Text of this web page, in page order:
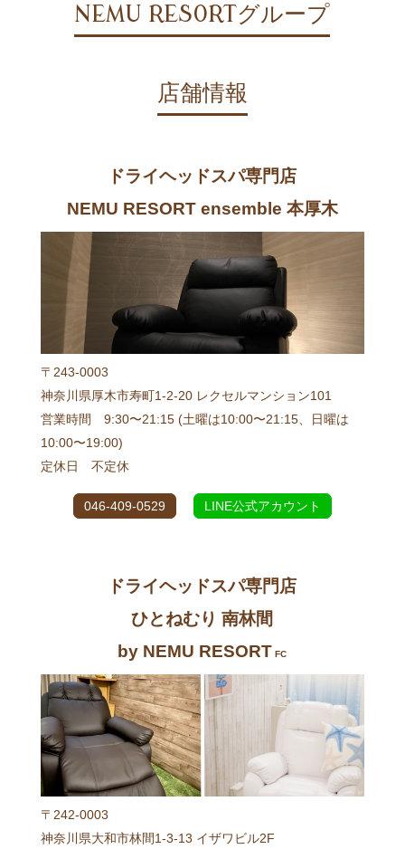
NEMU RESORTグループ
店舗情報
ドライヘッドスパ専門店
NEMU RESORT ensemble 本厚木
〒243-0003
神奈川県厚木市寿町1-2-20 レクセルマンション101
営業時間 9:30〜21:15 (土曜は10:00〜21:15、日曜は
10:00〜19:00)
定休日 不定休
046-409-0529 LINE公式アカウント
ドライヘッドスパ専門店
ひとねむり 南林間
by NEMU RESORT FC
〒242-0003
神奈川県大和市林間1-3-13 イザワビル2F